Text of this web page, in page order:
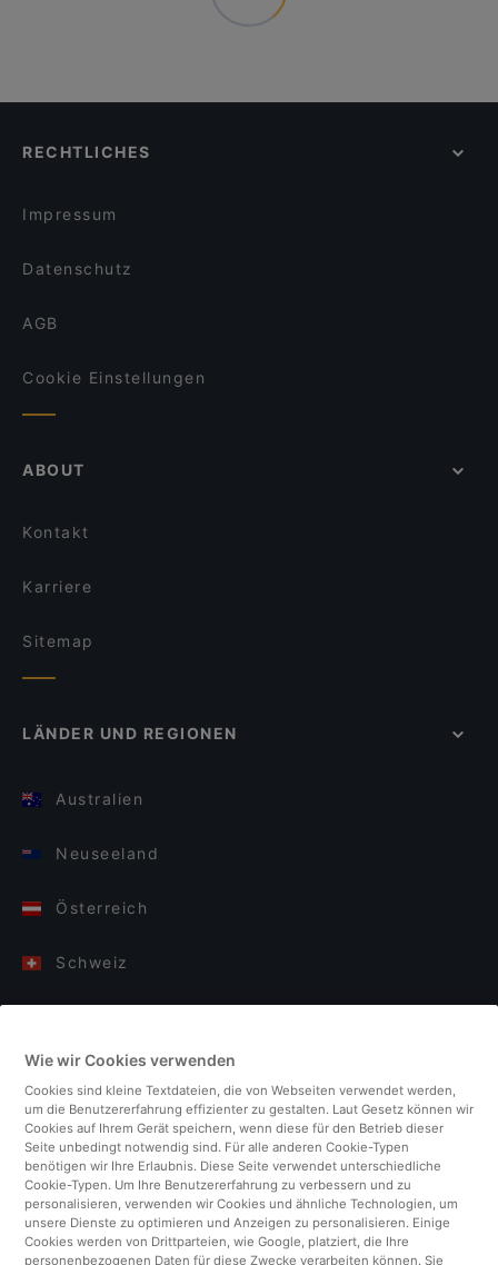
RECHTLICHES
Impressum
Datenschutz
AGB
Cookie Einstellungen
ABOUT
Kontakt
Karriere
Sitemap
LÄNDER UND REGIONEN
Australien
Neuseeland
Österreich
Schweiz
Italien
Finnland
Vereinigtes Königreich
Türkei
Wie wir Cookies verwenden
Cookies sind kleine Textdateien, die von Webseiten verwendet werden,
um die Benutzererfahrung effizienter zu gestalten. Laut Gesetz können wir
Cookies auf Ihrem Gerät speichern, wenn diese für den Betrieb dieser
Seite unbedingt notwendig sind. Für alle anderen Cookie-Typen
benötigen wir Ihre Erlaubnis. Diese Seite verwendet unterschiedliche
Cookie-Typen. Um Ihre Benutzererfahrung zu verbessern und zu
personalisieren, verwenden wir Cookies und ähnliche Technologien, um
unsere Dienste zu optimieren und Anzeigen zu personalisieren. Einige
Cookies werden von Drittparteien, wie Google, platziert, die Ihre
personenbezogenen Daten für diese Zwecke verarbeiten können. Sie